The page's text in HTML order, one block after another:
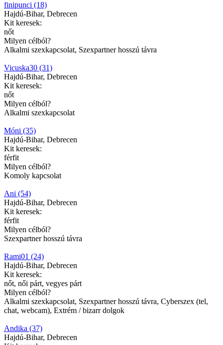
finipunci (18)
Hajdú-Bihar, Debrecen
Kit keresek:
nőt
Milyen célból?
Alkalmi szexkapcsolat, Szexpartner hosszú távra
Vicuska30 (31)
Hajdú-Bihar, Debrecen
Kit keresek:
nőt
Milyen célból?
Alkalmi szexkapcsolat
Móni (35)
Hajdú-Bihar, Debrecen
Kit keresek:
férfit
Milyen célból?
Komoly kapcsolat
Ani (54)
Hajdú-Bihar, Debrecen
Kit keresek:
férfit
Milyen célból?
Szexpartner hosszú távra
Rami01 (24)
Hajdú-Bihar, Debrecen
Kit keresek:
nőt, női párt, vegyes párt
Milyen célból?
Alkalmi szexkapcsolat, Szexpartner hosszú távra, Cyberszex (tel,
chat, webcam), Extrém / bizarr dolgok
Andika (37)
Hajdú-Bihar, Debrecen